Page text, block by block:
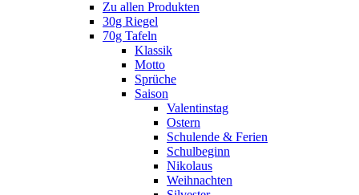
Zu allen Produkten
30g Riegel
70g Tafeln
Klassik
Motto
Sprüche
Saison
Valentinstag
Ostern
Schulende & Ferien
Schulbeginn
Nikolaus
Weihnachten